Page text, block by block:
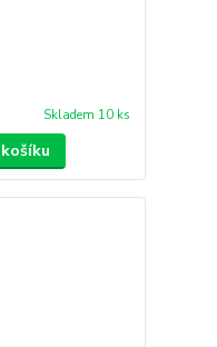
Skladem 10 ks